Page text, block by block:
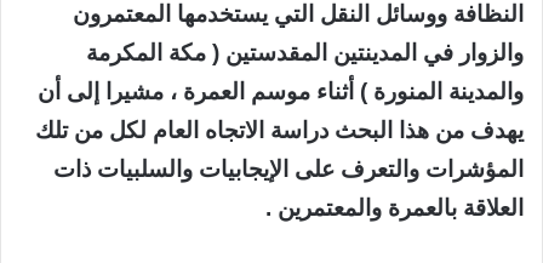
النظافة ووسائل النقل التي يستخدمها المعتمرون
والزوار في المدينتين المقدستين ( مكة المكرمة
والمدينة المنورة ) أثناء موسم العمرة ، مشيرا إلى أن
يهدف من هذا البحث دراسة الاتجاه العام لكل من تلك
المؤشرات والتعرف على الإيجابيات والسلبيات ذات
العلاقة بالعمرة والمعتمرين .